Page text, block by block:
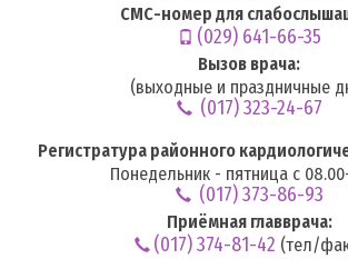
СМС-номер для
(029) 641-66-35
Вызов врача:
(выходные и праздничные
(017) 323-24-67
Регистратура районного
Понедельник - пятница с
(017) 373-86-93
Приёмная главврача:
(017) 374-81-42 (тел/